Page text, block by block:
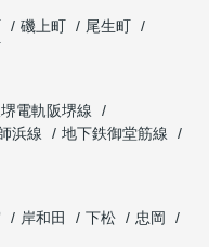
磯上町
尾生町
堺電軌阪堺線
浜線
地下鉄御堂筋線
岸和田 下松
忠岡